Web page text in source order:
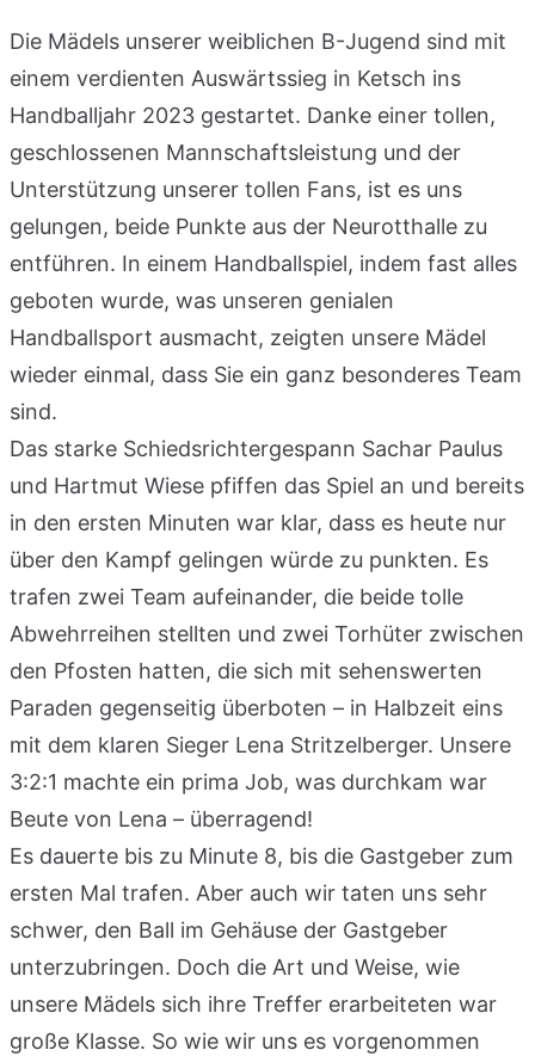
Die Mädels unserer weiblichen B-Jugend sind mit
einem verdienten Auswärtssieg in Ketsch ins
Handballjahr 2023 gestartet. Danke einer tollen,
geschlossenen Mannschaftsleistung und der
Unterstützung unserer tollen Fans, ist es uns
gelungen, beide Punkte aus der Neurotthalle zu
entführen. In einem Handballspiel, indem fast alles
geboten wurde, was unseren genialen
Handballsport ausmacht, zeigten unsere Mädel
wieder einmal, dass Sie ein ganz besonderes Team
sind.
Das starke Schiedsrichtergespann Sachar Paulus
und Hartmut Wiese pfiffen das Spiel an und bereits
in den ersten Minuten war klar, dass es heute nur
über den Kampf gelingen würde zu punkten. Es
trafen zwei Team aufeinander, die beide tolle
Abwehrreihen stellten und zwei Torhüter zwischen
den Pfosten hatten, die sich mit sehenswerten
Paraden gegenseitig überboten – in Halbzeit eins
mit dem klaren Sieger Lena Stritzelberger. Unsere
3:2:1 machte ein prima Job, was durchkam war
Beute von Lena – überragend!
Es dauerte bis zu Minute 8, bis die Gastgeber zum
ersten Mal trafen. Aber auch wir taten uns sehr
schwer, den Ball im Gehäuse der Gastgeber
unterzubringen. Doch die Art und Weise, wie
unsere Mädels sich ihre Treffer erarbeiteten war
große Klasse. So wie wir uns es vorgenommen